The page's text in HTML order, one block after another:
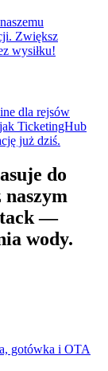
Zwiększ
wysiłku!
dla rejsów
TicketingHub
już dziś.
do
—
wody.
gotówka i OTA